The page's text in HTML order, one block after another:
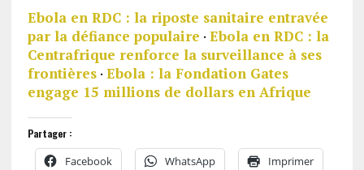
Ebola en RDC : la riposte sanitaire entravée
par la défiance populaire · Ebola en RDC : la
Centrafrique renforce la surveillance à ses
frontières· Ebola : la Fondation Gates
engage 15 millions de dollars en Afrique
Partager :
Facebook WhatsApp Imprimer